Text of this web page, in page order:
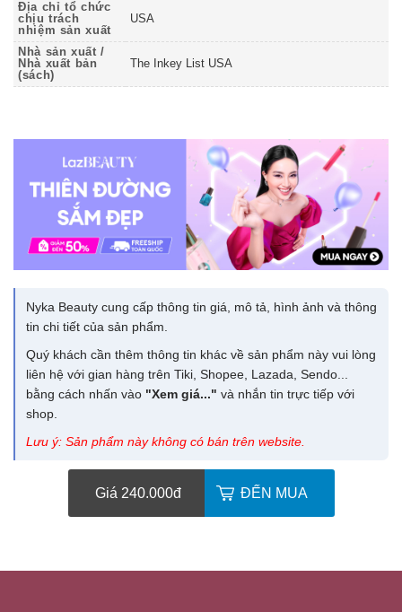
Địa chỉ tổ chức
chịu trách
nhiệm sản xuất
USA
Nhà sản xuất /
Nhà xuất bản
(sách)
The Inkey List USA
Nyka Beauty cung cấp thông tin giá, mô tả, hình ảnh và thông
tin chi tiết của sản phẩm.
Quý khách cần thêm thông tin khác về sản phẩm này vui lòng
liên hệ với gian hàng trên Tiki, Shopee, Lazada, Sendo...
bằng cách nhấn vào "Xem giá..." và nhắn tin trực tiếp với
shop.
Lưu ý: Sản phẩm này không có bán trên website.
Giá 240.000đ ĐẾN MUA